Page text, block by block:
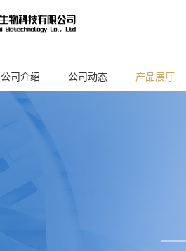
公司介绍 公司动态 产品展厅